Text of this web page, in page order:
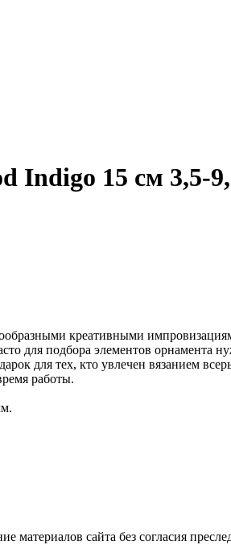
Indigo 15 см 3,5-
креативными
для подбора элементов орнамента
для тех, кто увлечен вязанием
работы.
сайта без согласия